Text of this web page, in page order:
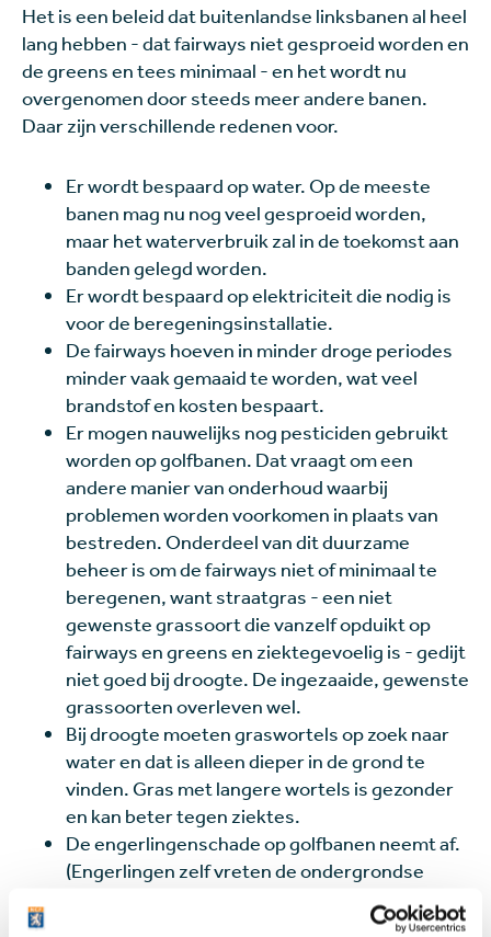
Het is een beleid dat buitenlandse linksbanen al heel
lang hebben - dat fairways niet gesproeid worden en
de greens en tees minimaal - en het wordt nu
overgenomen door steeds meer andere banen.
Daar zijn verschillende redenen voor.
Er wordt bespaard op water. Op de meeste
banen mag nu nog veel gesproeid worden,
maar het waterverbruik zal in de toekomst aan
banden gelegd worden.
Er wordt bespaard op elektriciteit die nodig is
voor de beregeningsinstallatie.
De fairways hoeven in minder droge periodes
minder vaak gemaaid te worden, wat veel
brandstof en kosten bespaart.
Er mogen nauwelijks nog pesticiden gebruikt
worden op golfbanen. Dat vraagt om een
andere manier van onderhoud waarbij
problemen worden voorkomen in plaats van
bestreden. Onderdeel van dit duurzame
beheer is om de fairways niet of minimaal te
beregenen, want straatgras - een niet
gewenste grassoort die vanzelf opduikt op
fairways en greens en ziektegevoelig is - gedijt
niet goed bij droogte. De ingezaaide, gewenste
grassoorten overleven wel.
Bij droogte moeten graswortels op zoek naar
water en dat is alleen dieper in de grond te
vinden. Gras met langere wortels is gezonder
en kan beter tegen ziektes.
De engerlingenschade op golfbanen neemt af.
(Engerlingen zelf vreten de ondergrondse
op engerlingen jagen zorgen voor veel extra